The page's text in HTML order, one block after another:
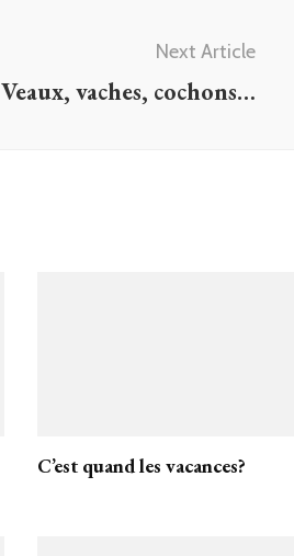
Next Article
Veaux, vaches, cochons…
C’est quand les vacances?